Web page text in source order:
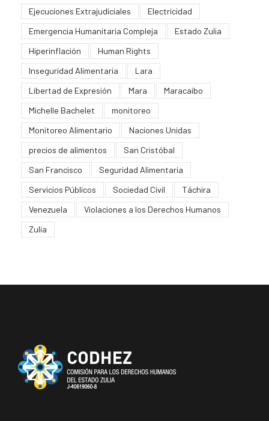
Ejecuciones Extrajudiciales
Electricidad
Emergencia Humanitaria Compleja
Estado Zulia
Hiperinflación
Human Rights
Inseguridad Alimentaria
Lara
Libertad de Expresión
Mara
Maracaibo
Michelle Bachelet
monitoreo
Monitoreo Alimentario
Naciones Unidas
precios de alimentos
San Cristóbal
San Francisco
Seguridad Alimentaria
Servicios Públicos
Sociedad Civil
Táchira
Venezuela
Violaciones a los Derechos Humanos
Zulia